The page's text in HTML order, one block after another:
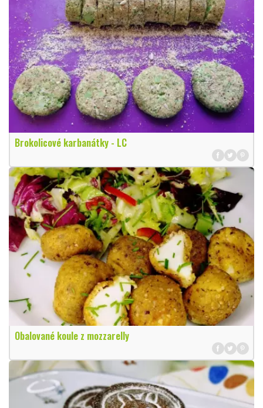
Brokolicové karbanátky - LC
Obalované koule z mozzarelly